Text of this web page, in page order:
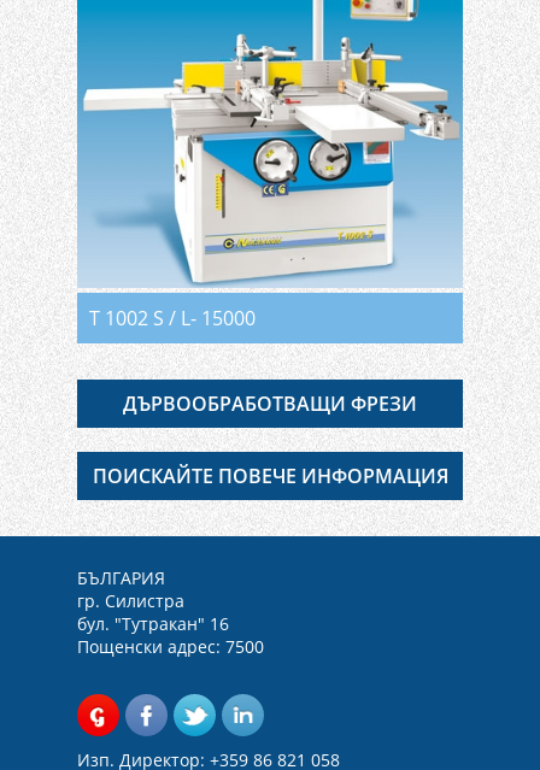
Т 1002 S / L- 15000
ДЪРВООБРАБОТВАЩИ ФРЕЗИ
ПОИСКАЙТЕ ПОВЕЧЕ ИНФОРМАЦИЯ
БЪЛГАРИЯ
гр. Силистра
бул. "Тутракан" 16
Пощенски адрес: 7500
Изп. Директор: +359 86 821 058